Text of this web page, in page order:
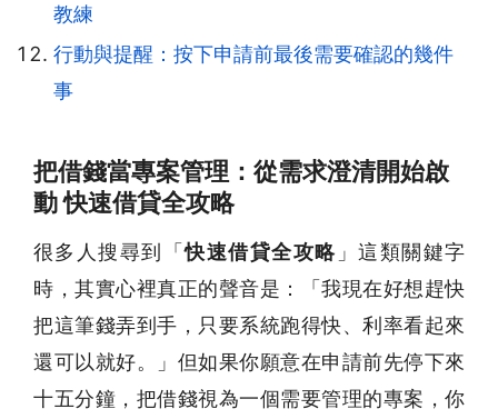
教練
行動與提醒：按下申請前最後需要確認的幾件
事
把借錢當專案管理：從需求澄清開始啟
動 快速借貸全攻略
很多人搜尋到「快速借貸全攻略 」這類關鍵字
時，其實心裡真正的聲音是：「我現在好想趕快
把這筆錢弄到手，只要系統跑得快、利率看起來
還可以就好。」但如果你願意在申請前先停下來
十五分鐘，把借錢視為一個需要管理的專案，你